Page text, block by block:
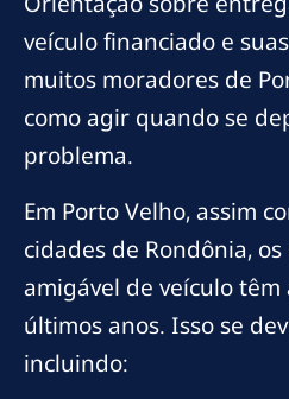
veículo financiado e
muitos moradores de
como agir quando se
problema.
Em Porto Velho, assim
cidades de Rondônia,
amigável de veículo
últimos anos. Isso se
incluindo: